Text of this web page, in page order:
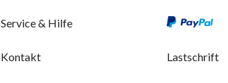
Service & Hilfe
Kontakt Lastschrift